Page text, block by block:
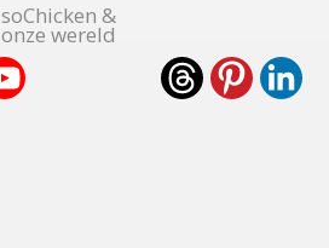
soChicken &
onze wereld